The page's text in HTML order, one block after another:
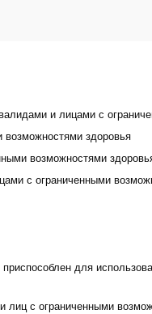
и лицами с
возможностями здоровья
возможностями
с ограниченными
для
лиц с ограниченными